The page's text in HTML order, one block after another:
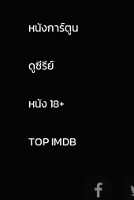
หนังการ์ตูน
ดูซีรีย์
หนัง 18+
TOP IMDB